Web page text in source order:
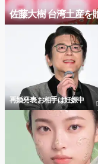
佐藤大樹 台湾土産を
再婚発表 お相手は妊娠中